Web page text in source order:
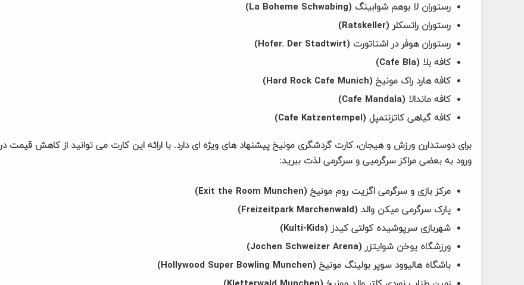
رستوران لا بوهم شوابینگ (La Boheme Schwabing)
رستوران راتسکلر (Ratskeller)
رستوران هوفر در اشتاتورت (Hofer. Der Stadtwirt)
کافه بلا (Cafe Bla)
کافه هارد راک مونیخ (Hard Rock Cafe Munich)
کافه ماندالا (Cafe Mandala)
کافه گیاهی کاتزنتمپل (Cafe Katzentempel)
برای دوستدارن ورزش و هیجان، کارت گردشگری مونیخ پیشنهاد های ویژه ای دارد. با ارائه این کارت می توانید از کاهش قیمت در
ورود به بعضی مراکز سرگرمیی و سرگرمی لذت ببرید:
مرکز بازی و سرگرمی اگزیت روم مونیخ (Exit the Room Munchen)
پارک سرگرمی میکن والد (Freizeitpark Marchenwald)
شهربازی سرپوشیده کولتی کیدز (Kulti-Kids)
ورزشگاه یوخن شوایتزر (Jochen Schweizer Arena)
باشگاه هالیوود سوپر بولینگ مونیخ (Hollywood Super Bowling Munchen)